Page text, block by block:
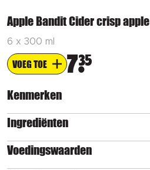
Apple Bandit Cider crisp apple
6 x 300 ml
VOEG TOE 735
Kenmerken
Ingrediënten
Voedingswaarden